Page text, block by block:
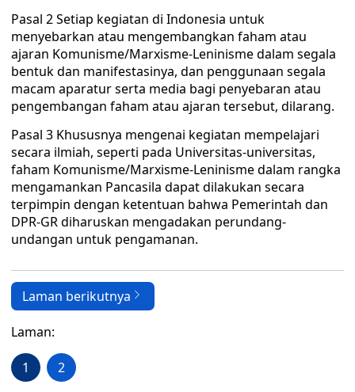
Pasal 2 Setiap kegiatan di Indonesia untuk
menyebarkan atau mengembangkan faham atau
ajaran Komunisme/Marxisme-Leninisme dalam segala
bentuk dan manifestasinya, dan penggunaan segala
macam aparatur serta media bagi penyebaran atau
pengembangan faham atau ajaran tersebut, dilarang.
Pasal 3 Khususnya mengenai kegiatan mempelajari
secara ilmiah, seperti pada Universitas-universitas,
faham Komunisme/Marxisme-Leninisme dalam rangka
mengamankan Pancasila dapat dilakukan secara
terpimpin dengan ketentuan bahwa Pemerintah dan
DPR-GR diharuskan mengadakan perundang-
undangan untuk pengamanan.
Laman berikutnya
Laman:
1 2